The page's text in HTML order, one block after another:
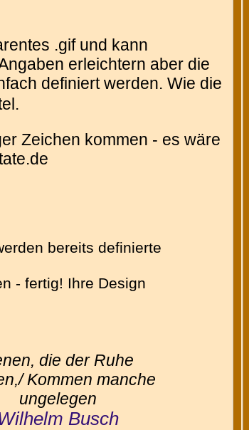
.gif und kann
erleichtern aber die
definiert werden. Wie die
Zeichen kommen - es wäre
bereits definierte
- fertig! Ihre Design
die der Ruhe
Kommen manche
ungelegen
Busch